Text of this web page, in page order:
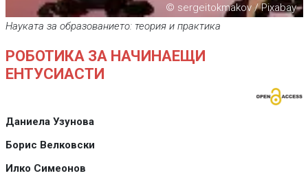
© sergeitokmakov / Pixabay
Науката за образованието: теория и практика
РОБОТИКА ЗА НАЧИНАЕЩИ
ЕНТУСИАСТИ
Даниела Узунова
Борис Велковски
Илко Симеонов